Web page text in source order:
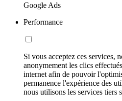
Google Ads
Performance
Si vous acceptez ces services,
anonymement les clics
internet afin de pouvoir
permanence l'expérience des
nous utilisons les services tiers